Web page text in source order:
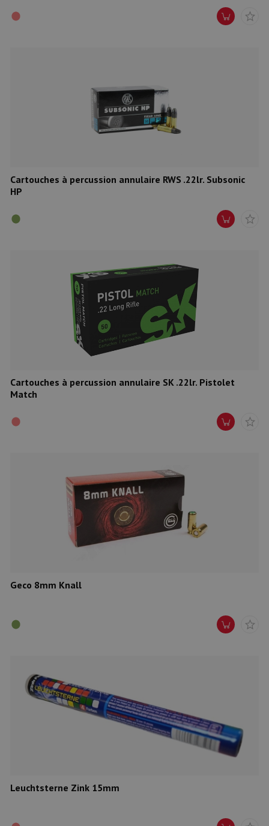
Cartouches à percussion annulaire RWS .22lr. Subsonic
HP
Cartouches à percussion annulaire SK .22lr. Pistolet
Match
Geco 8mm Knall
Leuchtsterne Zink 15mm